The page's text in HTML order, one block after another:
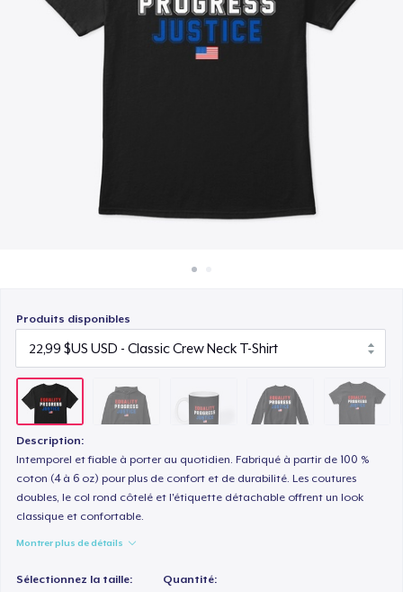
Vendez partout
Produits disponibles
Description:
Intemporel et fiable à porter au quotidien. Fabriqué à partir de 100 %
coton (4 à 6 oz) pour plus de confort et de durabilité. Les coutures
doubles, le col rond côtelé et l'étiquette détachable offrent un look
classique et confortable.
Montrer plus de détails
Sélectionnez la taille: Quantité:
15,99 $US
Unisex Classic Crewneck Sweatshirt
Women's Classic Tee
23,99 $US
Classic Long Sleeve Tee